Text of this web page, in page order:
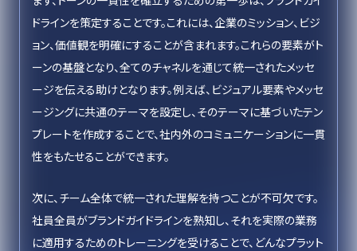
ドラインを策定することです。これには、企業のミッション、ビジ
ョン、価値観を明確にすることが含まれます。これらの要素がト
ーンの基盤となり、全てのチャネルを通じて統一されたメッセ
ージを伝える助けとなります。例えば、ビジュアル要素やメッセ
ージングに共通のテーマを設定し、そのテーマに基づいたテン
プレートを作成することで、社内外のコミュニケーションに一貫
性をもたせることができます。
次に、チーム全体で統一された理解を持つことが不可欠です。
社員全員がブランドガイドラインを熟知し、それを実際の業務
に適用するためのトレーニングを受けることで、どんなプラット